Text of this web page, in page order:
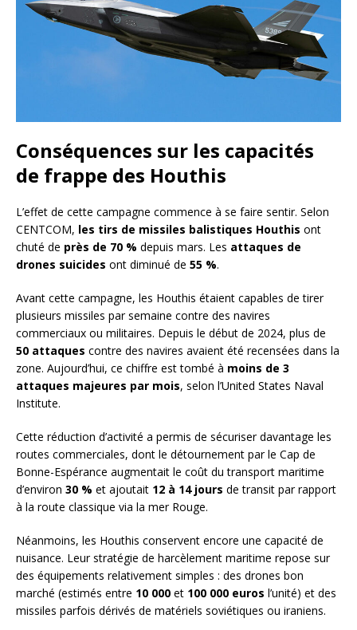
Conséquences sur les capacités
de frappe des Houthis
L’effet de cette campagne commence à se faire sentir. Selon
CENTCOM, les tirs de missiles balistiques Houthis ont
chuté de près de 70 % depuis mars. Les attaques de
drones suicides ont diminué de 55 %.
Avant cette campagne, les Houthis étaient capables de tirer
plusieurs missiles par semaine contre des navires
commerciaux ou militaires. Depuis le début de 2024, plus de
50 attaques contre des navires avaient été recensées dans la
zone. Aujourd’hui, ce chiffre est tombé à moins de 3
attaques majeures par mois, selon l’United States Naval
Institute.
Cette réduction d’activité a permis de sécuriser davantage les
routes commerciales, dont le détournement par le Cap de
Bonne-Espérance augmentait le coût du transport maritime
d’environ 30 % et ajoutait 12 à 14 jours de transit par rapport
à la route classique via la mer Rouge.
Néanmoins, les Houthis conservent encore une capacité de
nuisance. Leur stratégie de harcèlement maritime repose sur
des équipements relativement simples : des drones bon
marché (estimés entre 10 000 et 100 000 euros l’unité) et des
missiles parfois dérivés de matériels soviétiques ou iraniens.